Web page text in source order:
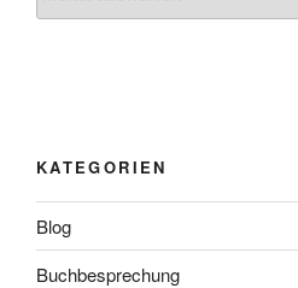
KATEGORIEN
Blog
Buchbesprechung